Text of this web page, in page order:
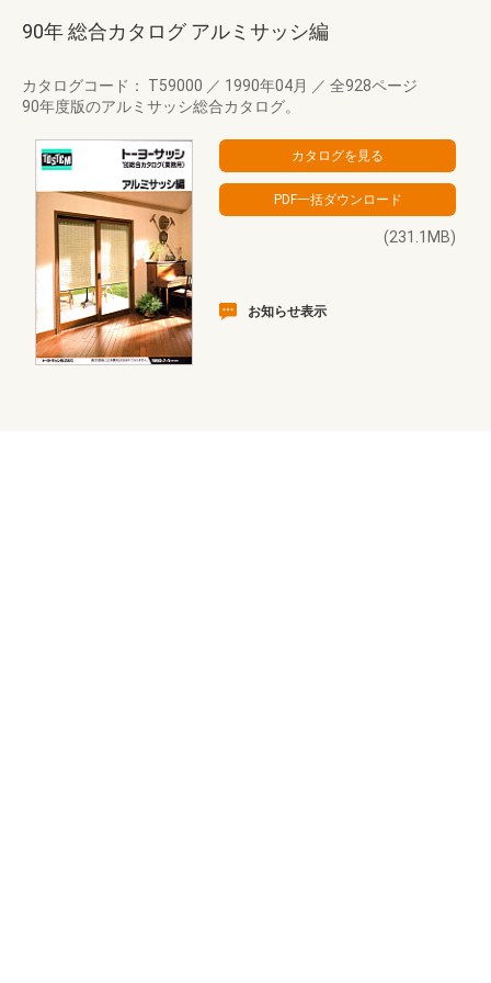
90年 総合カタログ アルミサッシ編
カタログコード： T59000 ／ 1990年04月 ／ 全928ページ
90年度版のアルミサッシ総合カタログ。
(231.1MB)
お知らせ表示